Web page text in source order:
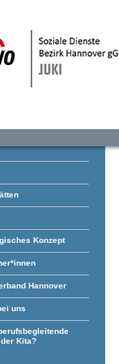
Konzept
Hannover
uns
Kita?